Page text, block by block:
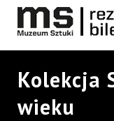
Kolekcja
wieku